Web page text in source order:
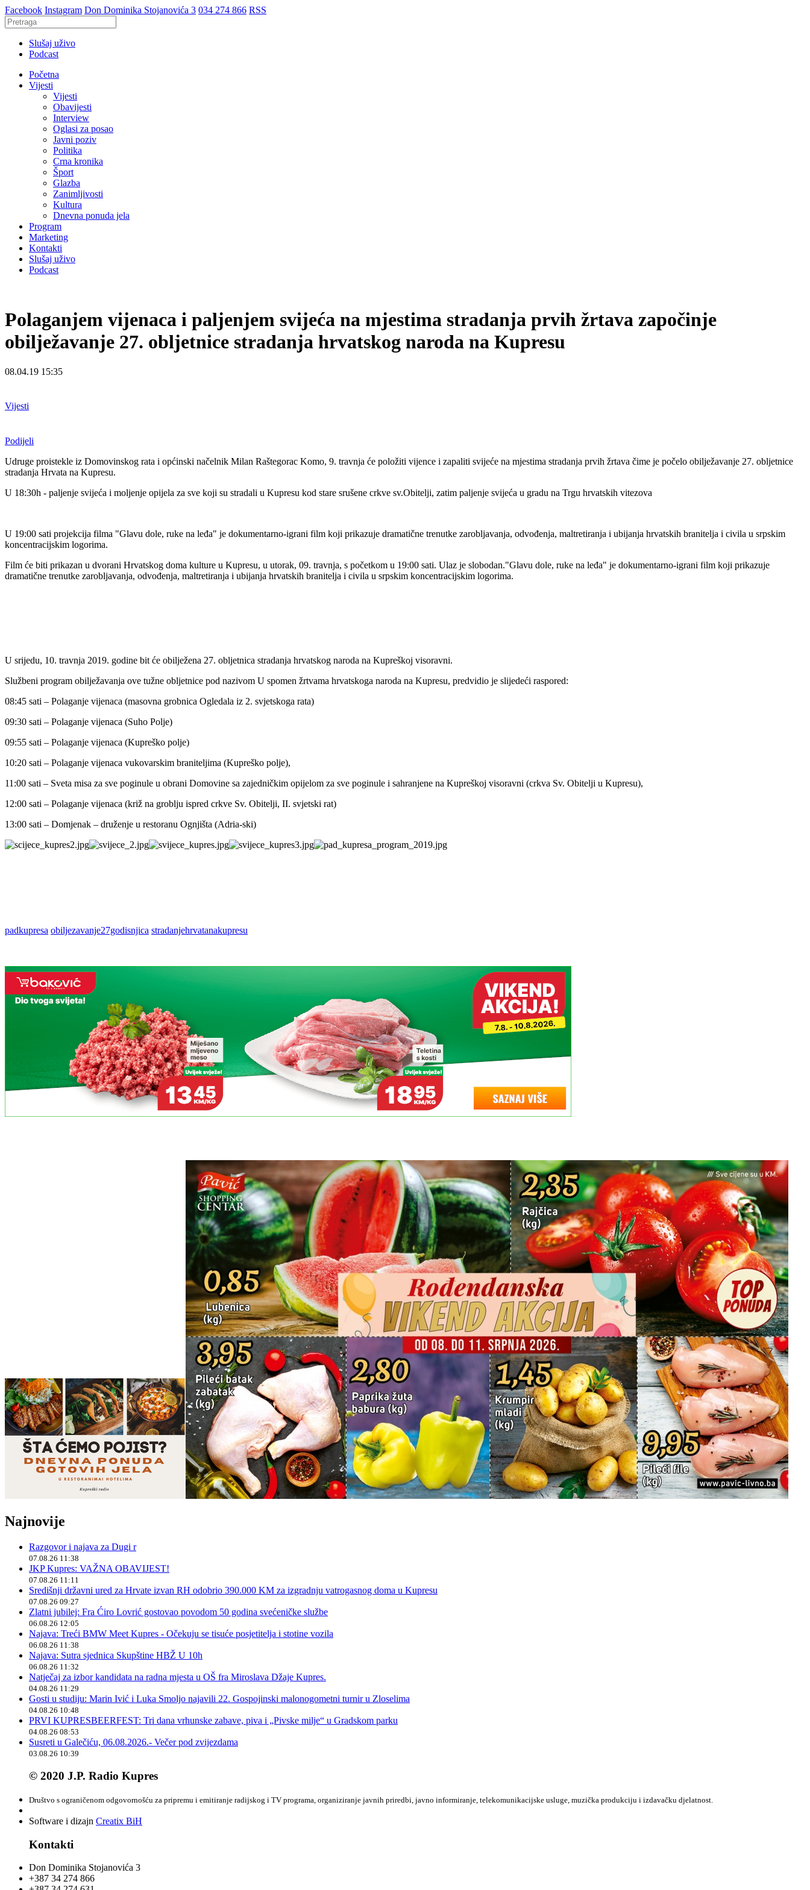
Facebook Instagram Don Dominika Stojanovića 3 034 274 866 RSS
Slušaj uživo
Podcast
Početna
Vijesti
Vijesti
Obavijesti
Interview
Oglasi za posao
Javni poziv
Politika
Crna kronika
Šport
Glazba
Zanimljivosti
Kultura
Dnevna ponuda jela
Program
Marketing
Kontakti
Slušaj uživo
Podcast
Polaganjem vijenaca i paljenjem svijeća na mjestima stradanja prvih žrtava započinje
obilježavanje 27. obljetnice stradanja hrvatskog naroda na Kupresu
08.04.19 15:35
Vijesti
Podijeli
Udruge proistekle iz Domovinskog rata i općinski načelnik Milan Raštegorac Komo, 9. travnja će položiti vijence i zapaliti svijeće na mjestima stradanja prvih žrtava čime je počelo obilježavanje 27. obljetnice
stradanja Hrvata na Kupresu.
U 18:30h - paljenje svijeća i moljenje opijela za sve koji su stradali u Kupresu kod stare srušene crkve sv.Obitelji, zatim paljenje svijeća u gradu na Trgu hrvatskih vitezova
U 19:00 sati projekcija filma "Glavu dole, ruke na leđa" je dokumentarno-igrani film koji prikazuje dramatične trenutke zarobljavanja, odvođenja, maltretiranja i ubijanja hrvatskih branitelja i civila u srpskim
koncentracijskim logorima.
Film će biti prikazan u dvorani Hrvatskog doma kulture u Kupresu, u utorak, 09. travnja, s početkom u 19:00 sati. Ulaz je slobodan."Glavu dole, ruke na leđa" je dokumentarno-igrani film koji prikazuje
dramatične trenutke zarobljavanja, odvođenja, maltretiranja i ubijanja hrvatskih branitelja i civila u srpskim koncentracijskim logorima.
U srijedu, 10. travnja 2019. godine bit će obilježena 27. obljetnica stradanja hrvatskog naroda na Kupreškoj visoravni.
Službeni program obilježavanja ove tužne obljetnice pod nazivom U spomen žrtvama hrvatskoga naroda na Kupresu, predvidio je slijedeći raspored:
08:45 sati – Polaganje vijenaca (masovna grobnica Ogledala iz 2. svjetskoga rata)
09:30 sati – Polaganje vijenaca (Suho Polje)
09:55 sati – Polaganje vijenaca (Kupreško polje)
10:20 sati – Polaganje vijenaca vukovarskim braniteljima (Kupreško polje),
11:00 sati – Sveta misa za sve poginule u obrani Domovine sa zajedničkim opijelom za sve poginule i sahranjene na Kupreškoj visoravni (crkva Sv. Obitelji u Kupresu),
12:00 sati – Polaganje vijenaca (križ na groblju ispred crkve Sv. Obitelji, II. svjetski rat)
13:00 sati – Domjenak – druženje u restoranu Ognjišta (Adria-ski)
padkupresa obiljezavanje27godisnjica stradanjehrvatanakupresu
Najnovije
Razgovor i najava za Dugi r
07.08.26 11:38
JKP Kupres: VAŽNA OBAVIJEST!
07.08.26 11:11
Središnji državni ured za Hrvate izvan RH odobrio 390.000 KM za izgradnju vatrogasnog doma u Kupresu
07.08.26 09:27
Zlatni jubilej: Fra Ćiro Lovrić gostovao povodom 50 godina svećeničke službe
06.08.26 12:05
Najava: Treći BMW Meet Kupres - Očekuju se tisuće posjetitelja i stotine vozila
06.08.26 11:38
Najava: Sutra sjednica Skupštine HBŽ U 10h
06.08.26 11:32
Natječaj za izbor kandidata na radna mjesta u OŠ fra Miroslava Džaje Kupres.
04.08.26 11:29
Gosti u studiju: Marin Ivić i Luka Smoljo najavili 22. Gospojinski malonogometni turnir u Zloselima
04.08.26 10:48
PRVI KUPRESBEERFEST: Tri dana vrhunske zabave, piva i „Pivske milje“ u Gradskom parku
04.08.26 08:53
Susreti u Galečiću, 06.08.2026.- Večer pod zvijezdama
03.08.26 10:39
© 2020 J.P. Radio Kupres
Društvo s ograničenom odgovornošću za pripremu i emitiranje radijskog i TV programa, organiziranje javnih priredbi, javno informiranje, telekomunikacijske usluge, muzička produkciju i izdavačku djelatnost.
Software i dizajn Creatix BiH
Kontakti
Don Dominika Stojanovića 3
+387 34 274 866